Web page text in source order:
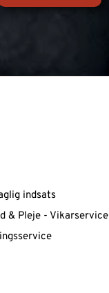
indsats
& Pleje - Vikarservice